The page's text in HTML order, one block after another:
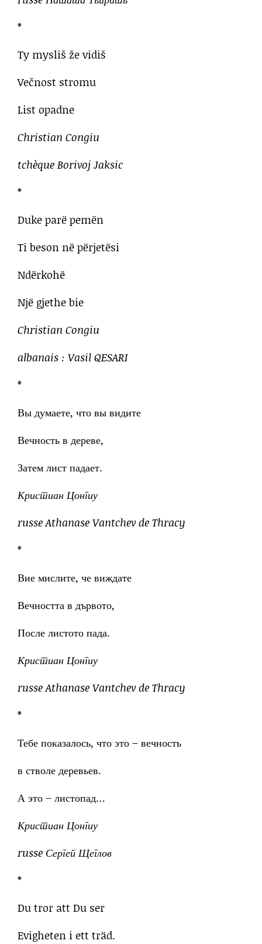
*
Ty mysliš že vidiš
Večnost stromu
List opadne
Christian Congiu
tchèque Borivoj Jaksic
*
Duke parë pemën
Ti beson në përjetësi
Ndërkohë
Një gjethe bie
Christian Congiu
albanais : Vasil QESARI
*
Вы думаете, что вы видите
Вечность в дереве,
Затем лист падает.
Кристиан Цонгиу
russe Athanase Vantchev de Thracy
*
Вие мислите, че виждате
Вечността в дървото,
После листото пада.
Кристиан Цонгиу
russe Athanase Vantchev de Thracy
*
Тебе показалось, что это – вечность
в стволе деревьев.
А это – листопад…
Кристиан Цонгиу
russe Сергей Щеглов
*
Du tror att Du ser
Evigheten i ett träd.